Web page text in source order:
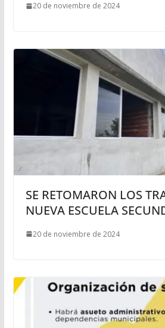
20 de noviembre de 2024
SE RETOMARON LOS
NUEVA ESCUELA
20 de noviembre de 2024